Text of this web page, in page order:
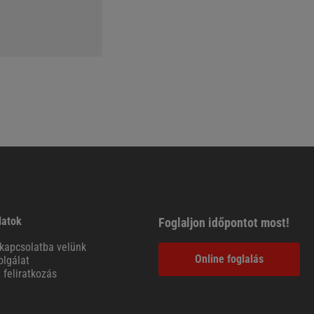
velünk
feliratkozás
Foglaljon időpontot most!
Online foglalás